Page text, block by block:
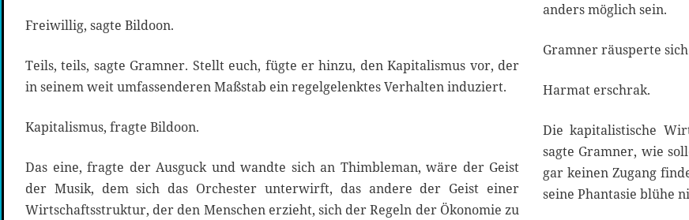
Freiwillig, sagte Bildoon.
Teils, teils, sagte Gramner. Stellt euch, fügte er hinzu, den Kapitalismus vor, der
in seinem weit umfassenderen Maßstab ein regelgelenktes Verhalten induziert.
Kapitalismus, fragte Bildoon.
Das eine, fragte der Ausguck und wandte sich an Thimbleman, wäre der Geist
der Musik, dem sich das Orchester unterwirft, das andere der Geist einer
Wirtschaftsstruktur, der den Menschen erzieht, sich der Regeln der Ökonomie zu
anders möglich sein.
Gramner räusperte
Harmat erschrak.
Die kapitalistische
sagte Gramner, wie
gar keinen Zugang
seine Phantasie blühe